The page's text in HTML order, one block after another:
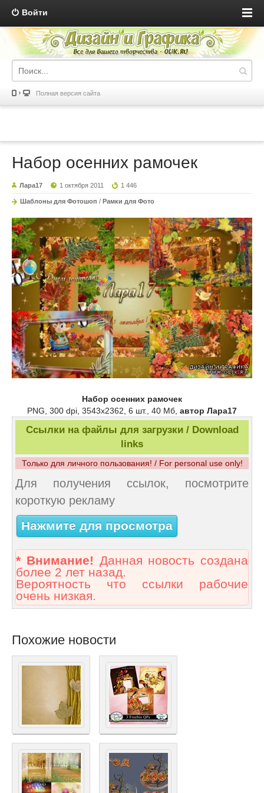
Войти
Полная версия сайта
Набор осенних рамочек
Лара17 1 октября 2011 1 446
Шаблоны для Фотошоп / Рамки для Фото
Набор осенних рамочек
PNG, 300 dpi, 3543х2362, 6 шт., 40 Мб, автор Лара17
Ссылки на файлы для загрузки / Download
links
Только для личного пользования! / For personal use only!
Для получения ссылок, посмотрите
короткую рекламу
Нажмите для просмотра
* Внимание! Данная новость создана
более 2 лет назад.
Вероятность что ссылки рабочие
очень низкая.
Похожие новости